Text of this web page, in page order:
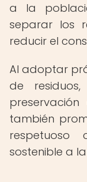
a la
separar los
reducir el
Al adoptar
de
también
sostenible a